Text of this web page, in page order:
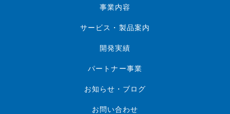
事業内容
サービス・製品案内
開発実績
パートナー事業
お知らせ・ブログ
お問い合わせ